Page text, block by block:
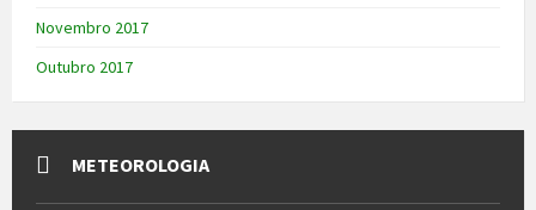
Novembro 2017
Outubro 2017
METEOROLOGIA